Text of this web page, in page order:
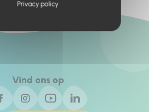
Vind ons op
Privacy policy